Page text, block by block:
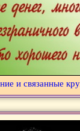
и связанные